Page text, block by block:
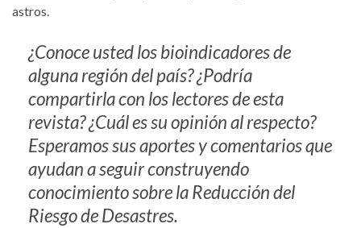
astros.
¿Conoce usted los bioindicadores de
alguna región del país? ¿Podría
compartirla con los lectores de esta
revista? ¿Cuál es su opinión al respecto?
Esperamos sus aportes y comentarios que
ayudan a seguir construyendo
conocimiento sobre la Reducción del
Riesgo de Desastres.